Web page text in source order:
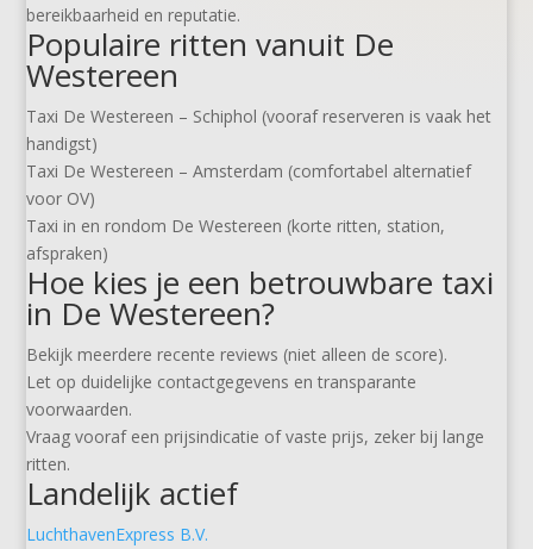
bereikbaarheid en reputatie.
Populaire ritten vanuit De
Westereen
Taxi De Westereen – Schiphol (vooraf reserveren is vaak het
handigst)
Taxi De Westereen – Amsterdam (comfortabel alternatief
voor OV)
Taxi in en rondom De Westereen (korte ritten, station,
afspraken)
Hoe kies je een betrouwbare taxi
in De Westereen?
Bekijk meerdere recente reviews (niet alleen de score).
Let op duidelijke contactgegevens en transparante
voorwaarden.
Vraag vooraf een prijsindicatie of vaste prijs, zeker bij lange
ritten.
Landelijk actief
LuchthavenExpress B.V.